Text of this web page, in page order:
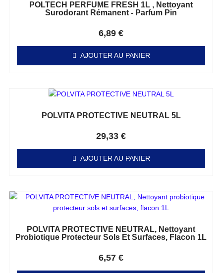
POLTECH PERFUME FRESH 1L , Nettoyant
Surodorant Rémanent - Parfum Pin
6,89 €
AJOUTER AU PANIER
POLVITA PROTECTIVE NEUTRAL 5L
29,33 €
AJOUTER AU PANIER
POLVITA PROTECTIVE NEUTRAL, Nettoyant
Probiotique Protecteur Sols Et Surfaces, Flacon 1L
6,57 €